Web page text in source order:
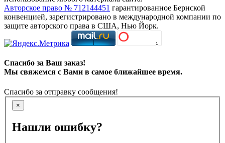
Авторское право № 712144451 гарантированное Бернской
конвенцией, зарегистрировано в международной компании по
защите авторского права в США, Нью Йорк.
Спасибо за Ваш заказ!
Мы свяжемся с Вами в самое ближайшее время.
Спасибо за отправку сообщения!
×
Нашли ошибку?